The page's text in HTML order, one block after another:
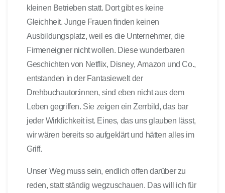
kleinen Betrieben statt. Dort gibt es keine
Gleichheit. Junge Frauen finden keinen
Ausbildungsplatz, weil es die Unternehmer, die
Firmeneigner nicht wollen. Diese wunderbaren
Geschichten von Netflix, Disney, Amazon und Co.,
entstanden in der Fantasiewelt der
Drehbuchautor:innen, sind eben nicht aus dem
Leben gegriffen. Sie zeigen ein Zerrbild, das bar
jeder Wirklichkeit ist. Eines, das uns glauben lässt,
wir wären bereits so aufgeklärt und hätten alles im
Griff.
Unser Weg muss sein, endlich offen darüber zu
reden, statt ständig wegzuschauen. Das will ich für